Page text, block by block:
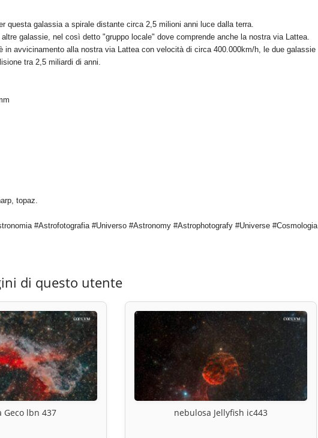
questa galassia a spirale distante circa 2,5 milioni anni luce dalla terra.
galassie, nel così detto "gruppo locale" dove comprende anche la nostra via Lattea.
in avvicinamento alla nostra via Lattea con velocità di circa 400.000km/h, le due galassie
tra 2,5 miliardi di anni.
topaz.
#Astrofotografia #Universo #Astronomy #Astrophotografy #Universe #Cosmologia
di questo utente
Geco lbn 437 nebulosa Jellyfish ic443